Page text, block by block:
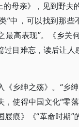
母亲》，见到野夫
”中，可以找到那
最高表现”。《乡关
过目难忘，读后让
《乡绅之殇》。“乡
，使得中国文化“零
痕》《“革命时期